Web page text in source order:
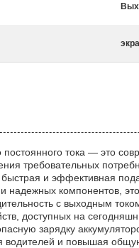
тока — это
требовательных
и эффективная
надежных компонентов,
с выходным
доступных на
зарядку
водителей и повышая